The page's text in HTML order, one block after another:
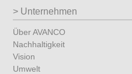
Unternehmen
Über AVANCO
Nachhaltigkeit
Vision
Umwelt